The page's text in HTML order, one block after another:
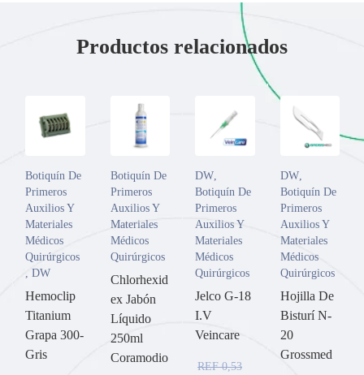
Productos relacionados
Botiquín De
Primeros
Auxilios Y
Materiales
Médicos
Quirúrgicos
DW
Hemoclip
Titanium
Grapa 300-
Gris
Botiquín De
Primeros
Auxilios Y
Materiales
Médicos
Quirúrgicos
Chlorhexid
ex Jabón
Líquido
250ml
Coramodio
DW
Botiquín De
Primeros
Auxilios Y
Materiales
Médicos
Quirúrgicos
Jelco G-18
I.V
Veincare
REF0,53
DW,
Botiquín De
Primeros
Auxilios Y
Materiales
Médicos
Quirúrgicos
Hojilla De
Bisturí N-
20
Grossmed